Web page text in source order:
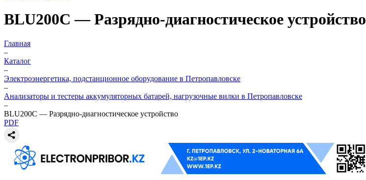
BLU200C — Разрядно-диагностическое устройство
Главная
–
Каталог
–
Электроэнергетика, подстанционное оборудование в Петропавловске
–
Анализаторы и тестеры аккумуляторных батарей, нагрузочные вилки в Петропавловске
–
BLU200C — Разрядно-диагностическое устройство
PDF